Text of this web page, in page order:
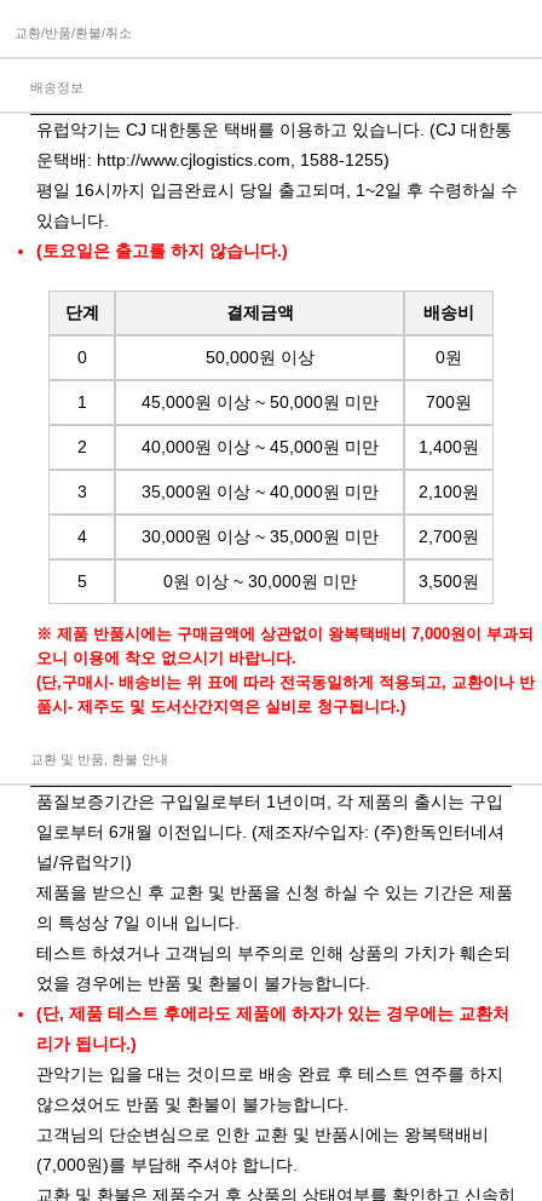
교환/반품/환불/취소
배송정보
유럽악기는 CJ 대한통운 택배를 이용하고 있습니다. (CJ 대한통
운택배: http://www.cjlogistics.com , 1588-1255)
평일 16시까지 입금완료시 당일 출고되며, 1~2일 후 수령하실 수
있습니다.
(토요일은 출고를 하지 않습니다.)
단계 결제금액 배송비
0 50,000원 이상 0원
1 45,000원 이상 ~ 50,000원 미만 700원
2 40,000원 이상 ~ 45,000원 미만 1,400원
3 35,000원 이상 ~ 40,000원 미만 2,100원
4 30,000원 이상 ~ 35,000원 미만 2,700원
5 0원 이상 ~ 30,000원 미만 3,500원
※ 제품 반품시에는 구매금액에 상관없이 왕복택배비 7,000원이 부과되
오니 이용에 착오 없으시기 바랍니다.
(단,구매시- 배송비는 위 표에 따라 전국동일하게 적용되고, 교환이나 반
품시- 제주도 및 도서산간지역은 실비로 청구됩니다.)
교환 및 반품, 환불 안내
품질보증기간은 구입일로부터 1년이며, 각 제품의 출시는 구입
일로부터 6개월 이전입니다. (제조자/수입자: (주)한독인터네셔
널/유럽악기)
제품을 받으신 후 교환 및 반품을 신청 하실 수 있는 기간은 제품
의 특성상 7일 이내 입니다.
테스트 하셨거나 고객님의 부주의로 인해 상품의 가치가 훼손되
었을 경우에는 반품 및 환불이 불가능합니다.
(단, 제품 테스트 후에라도 제품에 하자가 있는 경우에는 교환처
리가 됩니다.)
관악기는 입을 대는 것이므로 배송 완료 후 테스트 연주를 하지
않으셨어도 반품 및 환불이 불가능합니다.
고객님의 단순변심으로 인한 교환 및 반품시에는 왕복택배비
(7,000원)를 부담해 주셔야 합니다.
교환 및 환불은 제품수거 후 상품의 상태여부를 확인하고 신속히